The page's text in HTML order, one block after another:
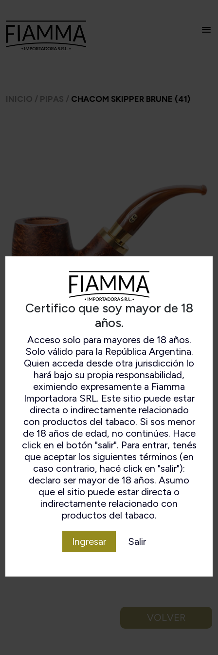
Certifico que soy mayor de 18
años.
Acceso solo para mayores de 18 años.
Solo válido para la República Argentina.
Quien acceda desde otra jurisdicción lo
hará bajo su propia responsabilidad,
eximiendo expresamente a Fiamma
Importadora SRL. Este sitio puede estar
directa o indirectamente relacionado
con productos del tabaco. Si sos menor
de 18 años de edad, no continúes. Hace
click en el botón "salir". Para entrar, tenés
que aceptar los siguientes términos (en
caso contrario, hacé click en "salir"):
declaro ser mayor de 18 años. Asumo
que el sitio puede estar directa o
indirectamente relacionado con
productos del tabaco.
Ingresar Salir
INICIO / PIPAS / CHACOM SKIPPER BRUNE (41)
CHACOM SKIPPER BRUNE (41)
VOLVER